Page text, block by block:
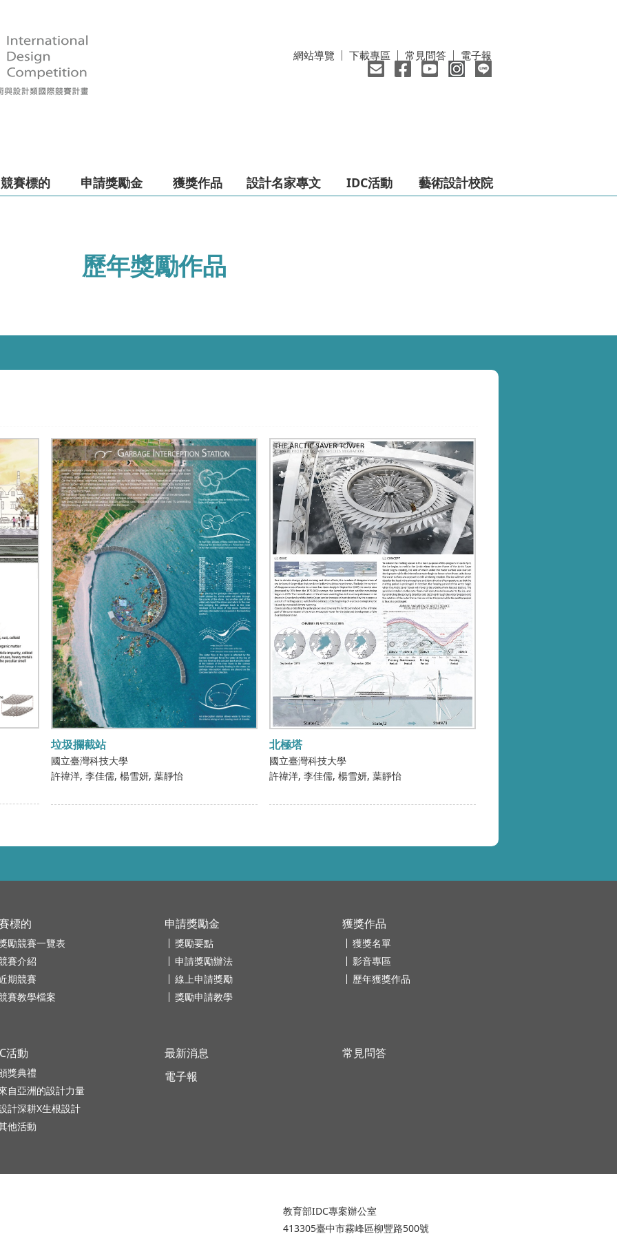
網站導覽 下載專區 常見問答 電子報
競賽標的 申請獎勵金 獲獎作品 設計名家專文 IDC活動 藝術設計校院
歷年獎勵作品
垃圾攔截站
國立臺灣科技大學
許禕洋 李佳儒 楊雪妍 葉靜怡
北極塔
國立臺灣科技大學
許禕洋 李佳儒 楊雪妍 葉靜怡
標的
勵競賽一覽表
賽介紹
期競賽
賽教學檔案
申請獎勵金
獎勵要點
申請獎勵辦法
線上申請獎勵
獎勵申請教學
獲獎作品
獲獎名單
影音專區
歷年獲獎作品
活動
獎典禮
自亞洲的設計力量
計深耕X生根設計
他活動
最新消息
電子報
常見問答
教育部IDC專案辦公室
413305臺中市霧峰區柳豐路500號